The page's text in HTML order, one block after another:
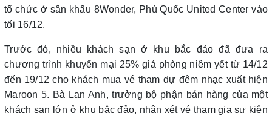
tổ chức ở sân khấu 8Wonder, Phú Quốc United Center vào
tối 16/12.
Trước đó, nhiều khách sạn ở khu bắc đảo đã đưa ra
chương trình khuyến mại 25% giá phòng niêm yết từ 14/12
đến 19/12 cho khách mua vé tham dự đêm nhạc xuất hiện
Maroon 5. Bà Lan Anh, trưởng bộ phận bán hàng của một
khách sạn lớn ở khu bắc đảo, nhận xét vé tham gia sự kiện